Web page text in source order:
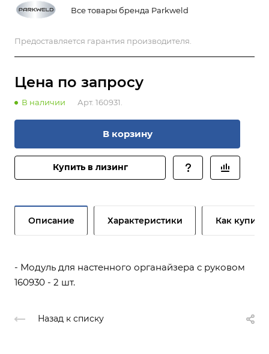
Все товары бренда Parkweld
Предоставляется гарантия производителя.
Цена по запросу
В наличии Арт. 160931.
В корзину
Купить в лизинг
Описание Характеристики Как купить
- Модуль для настенного органайзера с руковом
160930 - 2 шт.
Назад к списку